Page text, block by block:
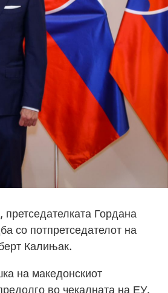
Гордана
со потпретседателот на
Калињак.
на македонскиот
во чекалната на ЕУ.